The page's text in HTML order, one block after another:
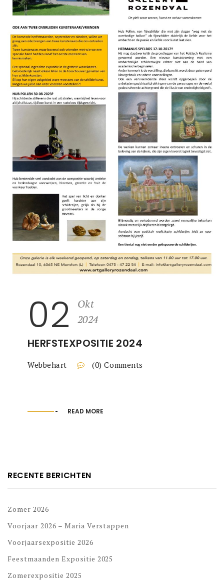
02
Okt
2024
HERFSTEXPOSITIE 2024
Webbehart (0) Comments
READ MORE
RECENTE BERICHTEN
Zomer 2026
Voorjaar 2026 – Maria Verstappen
Voorjaarsexpositie 2026
Feestmaanden Expositie 2025
Zomerexpositie 2025